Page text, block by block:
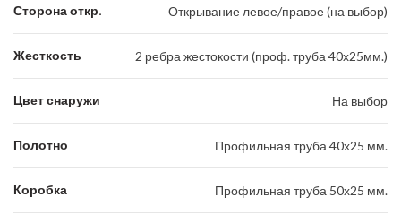
Сторона откр. Открывание левое/правое (на выбор)
Жесткость 2 ребра жестокости (проф. труба 40х25мм.)
Цвет снаружи На выбор
Полотно Профильная труба 40х25 мм.
Коробка Профильная труба 50х25 мм.